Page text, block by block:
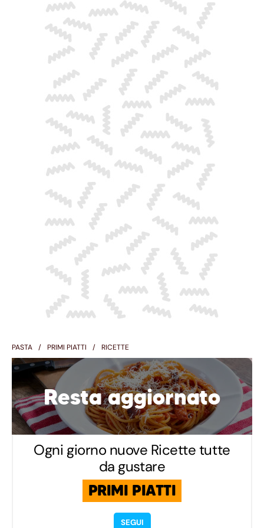
PASTA PRIMI PIATTI RICETTE
Resta aggiornato
Ogni giorno nuove Ricette tutte
da gustare
PRIMI PIATTI
SEGUI